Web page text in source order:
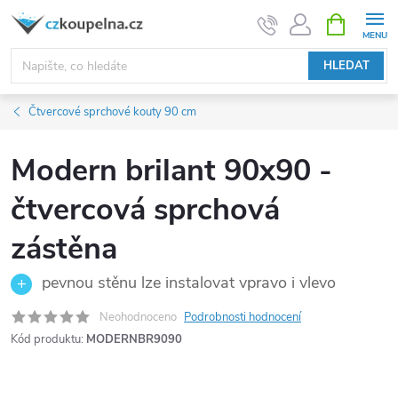
Přejít
obsah
HLEDAT
NÁKUPNÍ
KOŠÍK
Čtvercové sprchové kouty 90 cm
Modern brilant 90x90 -
čtvercová sprchová
zástěna
pevnou stěnu lze instalovat vpravo i vlevo
Neohodnoceno Podrobnosti hodnocení
Kód produktu: MODERNBR9090